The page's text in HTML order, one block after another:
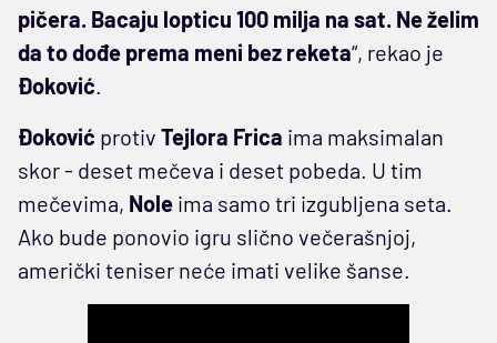
pičera. Bacaju lopticu 100 milja na sat. Ne želim
da to dođe prema meni bez reketa“, rekao je
Đoković.
Đoković protiv Tejlora Frica ima maksimalan
skor - deset mečeva i deset pobeda. U tim
mečevima, Nole ima samo tri izgubljena seta.
Ako bude ponovio igru slično večerašnjoj,
američki teniser neće imati velike šanse.